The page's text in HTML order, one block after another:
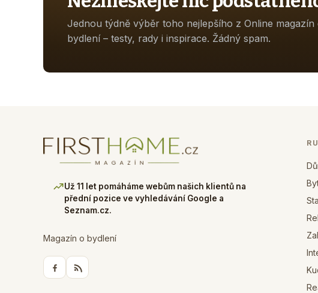
Jednou týdně výběr toho nejlepšího z Online magazín
bydlení – testy, rady i inspirace. Žádný spam.
Už 11 let pomáháme webům našich klientů na
přední pozice ve vyhledávání Google a
Seznam.cz.
Magazín o bydlení